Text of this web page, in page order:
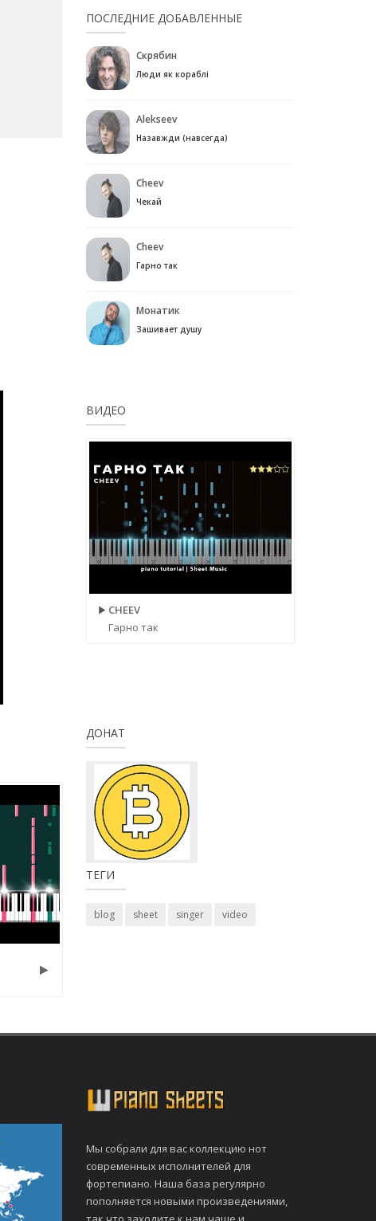
ПОСЛЕДНИЕ ДОБАВЛЕННЫЕ
Скрябин
Люди як кораблі
Alekseev
Назавжди (навсегда)
Cheev
Чекай
Cheev
Гарно так
Монатик
Зашивает душу
ВИДЕО
CHEEV
Гарно так
ДОНАТ
ТЕГИ
blog sheet singer video
Мы собрали для вас коллекцию нот
современных исполнителей для
фортепиано. Наша база регулярно
пополняется новыми произведениями,